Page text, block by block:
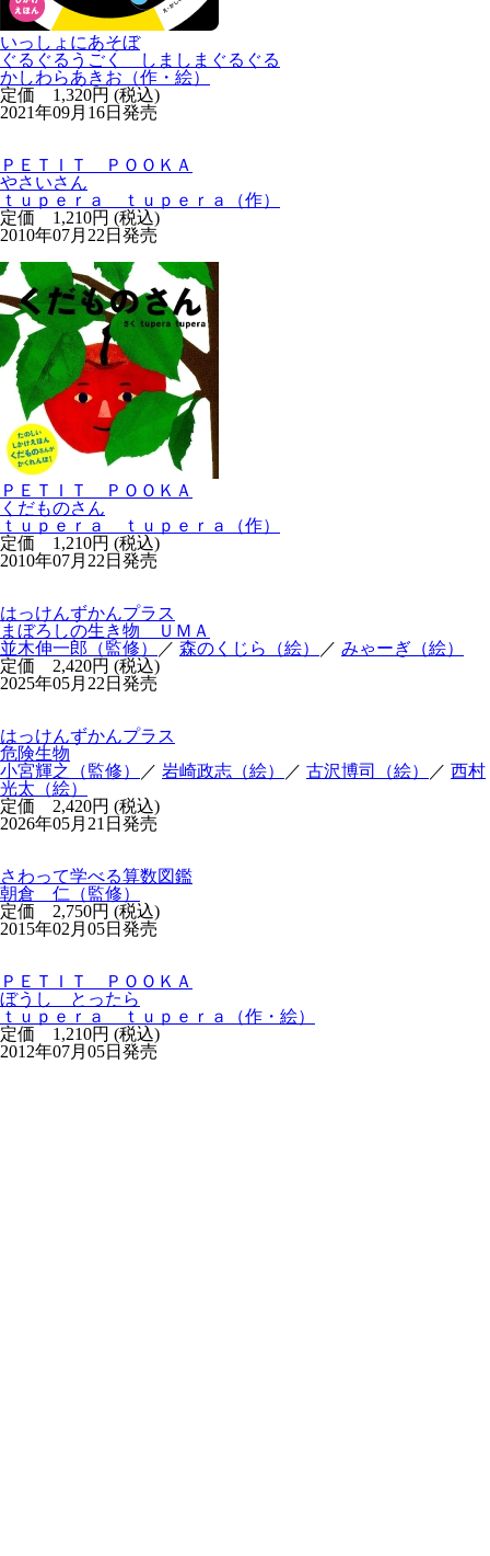
いっしょにあそぼ
ぐるぐるうごく しましまぐるぐる
かしわらあきお（作・絵）
定価 1,320円 (税込)
2021年09月16日発売
ＰＥＴＩＴ ＰＯＯＫＡ
やさいさん
ｔｕｐｅｒａ ｔｕｐｅｒａ（作）
定価 1,210円 (税込)
2010年07月22日発売
ＰＥＴＩＴ ＰＯＯＫＡ
くだものさん
ｔｕｐｅｒａ ｔｕｐｅｒａ（作）
定価 1,210円 (税込)
2010年07月22日発売
はっけんずかんプラス
まぼろしの生き物 ＵＭＡ
並木伸一郎（監修）
／ 森のくじら（絵） ／ みゃーぎ（絵）
定価 2,420円 (税込)
2025年05月22日発売
はっけんずかんプラス
危険生物
小宮輝之（監修）
／ 岩崎政志（絵） ／ 古沢博司（絵） ／ 西村
光太（絵）
定価 2,420円 (税込)
2026年05月21日発売
さわって学べる算数図鑑
朝倉 仁（監修）
定価 2,750円 (税込)
2015年02月05日発売
ＰＥＴＩＴ ＰＯＯＫＡ
ぼうし とったら
ｔｕｐｅｒａ ｔｕｐｅｒａ（作・絵）
定価 1,210円 (税込)
2012年07月05日発売